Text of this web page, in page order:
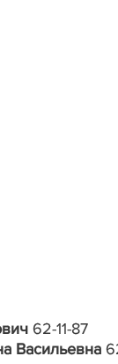
62-11-87
Васильевна